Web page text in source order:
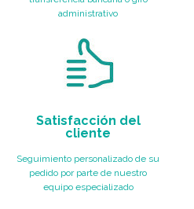
administrativo
Satisfacción del
cliente
Seguimiento personalizado de su
pedido por parte de nuestro
equipo especializado